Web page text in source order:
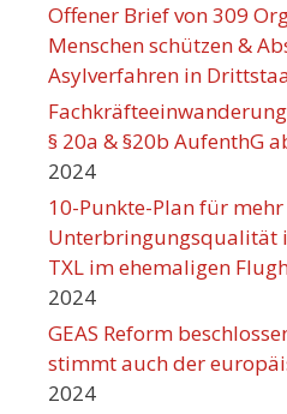
Offener Brief von 309
Menschen schützen &
Asylverfahren in
§ 20a & §20b AufenthG
2024
10-Punkte-Plan für mehr
Unterbringungsqualität
TXL im ehemaligen
2024
GEAS Reform
stimmt auch der
2024